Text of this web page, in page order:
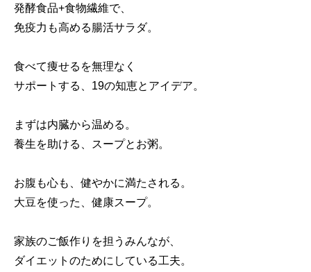
発酵食品+食物繊維で、
免疫力も高める腸活サラダ。
食べて痩せるを無理なく
サポートする、19の知恵とアイデア。
まずは内臓から温める。
養生を助ける、スープとお粥。
お腹も心も、健やかに満たされる。
大豆を使った、健康スープ。
家族のご飯作りを担うみんなが、
ダイエットのためにしている工夫。